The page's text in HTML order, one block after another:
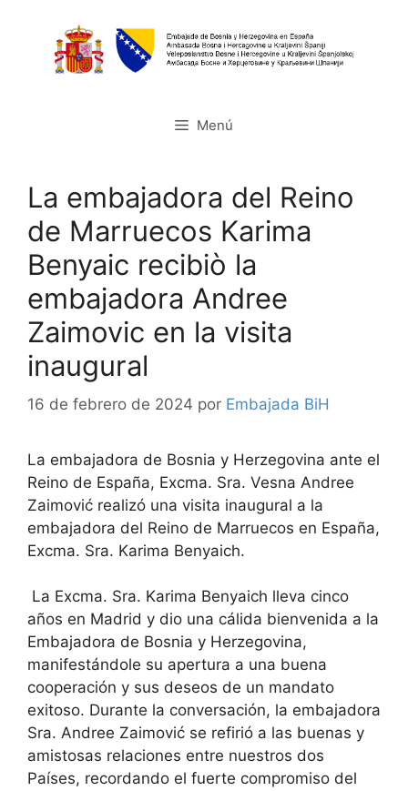
contenido
Menú
La embajadora del Reino
de Marruecos Karima
Benyaic recibiò la
embajadora Andree
Zaimovic en la visita
inaugural
16 de febrero de 2024 por Embajada BiH
La embajadora de Bosnia y Herzegovina ante el
Reino de España, Excma. Sra. Vesna Andree
Zaimović realizó una visita inaugural a la
embajadora del Reino de Marruecos en España,
Excma. Sra. Karima Benyaich.
La Excma. Sra. Karima Benyaich lleva cinco
años en Madrid y dio una cálida bienvenida a la
Embajadora de Bosnia y Herzegovina,
manifestándole su apertura a una buena
cooperación y sus deseos de un mandato
exitoso. Durante la conversación, la embajadora
Sra. Andree Zaimović se refirió a las buenas y
amistosas relaciones entre nuestros dos
Países, recordando el fuerte compromiso del